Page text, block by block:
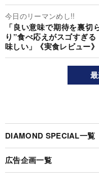
今日のリーマンめし!!
「良い意味で期待を裏
り”食べ応えがスゴすぎ
味しい」《実食レビュー》
DIAMOND SPECIAL一覧
広告企画一覧